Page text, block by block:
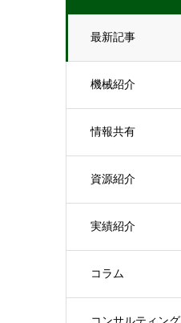
最新記事
機械紹介
情報共有
資源紹介
実績紹介
コラム